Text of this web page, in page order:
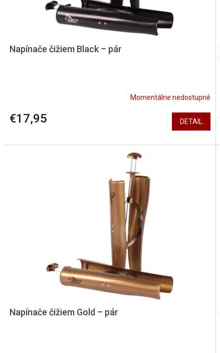
Napínače čižiem Black – pár
Momentálne nedostupné
€17,95 DETAIL
Napínače čižiem Gold – pár